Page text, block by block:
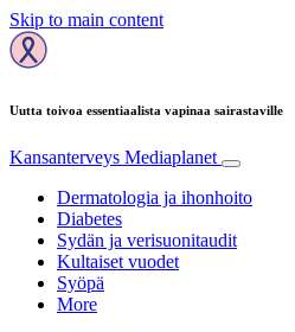
Skip to main content
Uutta toivoa essentiaalista vapinaa sairastaville
Kansanterveys Mediaplanet
Dermatologia ja ihonhoito
Diabetes
Sydän ja verisuonitaudit
Kultaiset vuodet
Syöpä
More